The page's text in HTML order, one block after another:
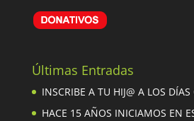
Últimas Entradas
INSCRIBE A TU HIJ@ A LOS DÍAS
HACE 15 AÑOS INICIAMOS EN